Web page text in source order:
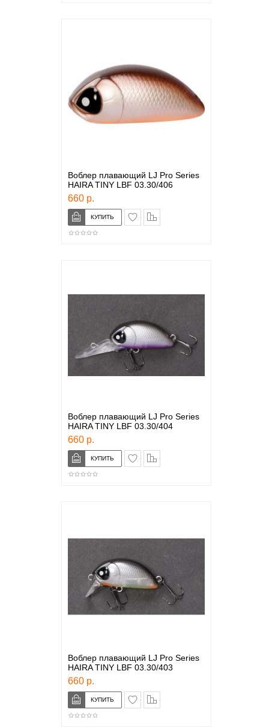
Воблер плавающий LJ Pro Series
HAIRA TINY LBF 03.30/406
660 р.
в закладки
Воблер плавающий LJ Pro Series
HAIRA TINY LBF 03.30/404
660 р.
в закладки
Воблер плавающий LJ Pro Series
HAIRA TINY LBF 03.30/403
660 р.
в закладки